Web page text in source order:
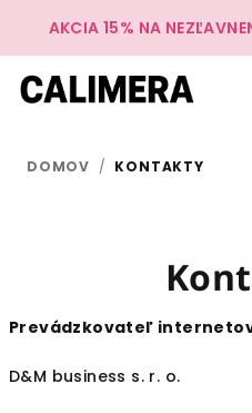
obsah
AKCIA 15% NA
DOMOV / KONTAKTY
Prevádzkovateľ
D&M business s. r. o.